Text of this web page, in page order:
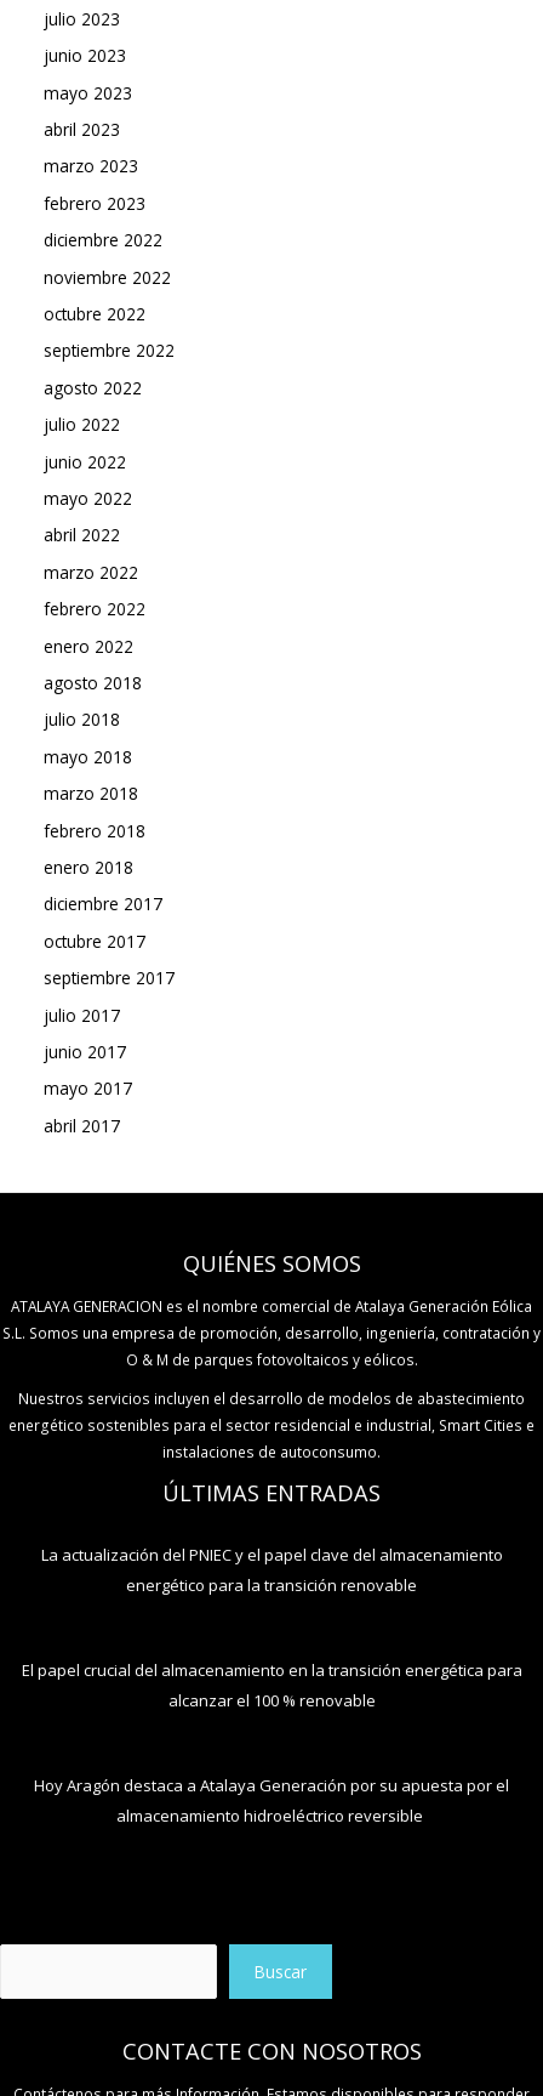
julio 2023
junio 2023
mayo 2023
abril 2023
marzo 2023
febrero 2023
diciembre 2022
noviembre 2022
octubre 2022
septiembre 2022
agosto 2022
julio 2022
junio 2022
mayo 2022
abril 2022
marzo 2022
febrero 2022
enero 2022
agosto 2018
julio 2018
mayo 2018
marzo 2018
febrero 2018
enero 2018
diciembre 2017
octubre 2017
septiembre 2017
julio 2017
junio 2017
mayo 2017
abril 2017
QUIÉNES SOMOS
ATALAYA GENERACION es el nombre comercial de Atalaya Generación Eólica
S.L. Somos una empresa de promoción, desarrollo, ingeniería, contratación y
O & M de parques fotovoltaicos y eólicos.
Nuestros servicios incluyen el desarrollo de modelos de abastecimiento
energético sostenibles para el sector residencial e industrial, Smart Cities e
instalaciones de autoconsumo.
ÚLTIMAS ENTRADAS
La actualización del PNIEC y el papel clave del almacenamiento
energético para la transición renovable
El papel crucial del almacenamiento en la transición energética para
alcanzar el 100 % renovable
Hoy Aragón destaca a Atalaya Generación por su apuesta por el
almacenamiento hidroeléctrico reversible
Buscar
CONTACTE CON NOSOTROS